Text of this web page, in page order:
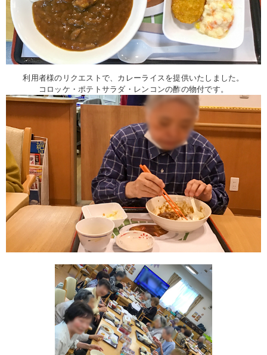
利用者様のリクエストで、カレーライスを提供いたしました。
コロッケ・ポテトサラダ・レンコンの酢の物付です。